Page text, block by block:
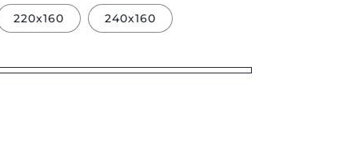
220x160 240x160